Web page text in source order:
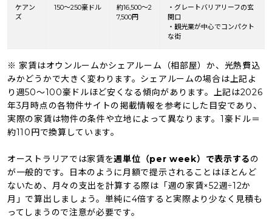
ケアン
ズ
150〜250豪ドル
約16,500〜2
7,500円
・グレートバリアリーフの玄
関口
・観光業が中心でコンパクト
な街
※ 家賃はオウンルームかシェアルーム（相部屋）か、光熱費込
みかどうかで大きく変わります。シェアルームの場合は上記よ
り週50〜100豪ドルほど安くなる傾向があります。上記は2026
年3月時点の各物件サイトの掲載情報を参考にした目安であり、
実際の家賃は物件の条件や立地によって異なります。1豪ドル＝
約110円で換算しています。
オーストラリアでは家賃を週単位（per week）で表示するの
が一般的です。日本のように月額で提示されることはほとんど
ないため、月々の支出を計算する際は「週の家賃×52週÷12か
月」で算出しましょう。単純に4倍すると実際より少なく見積も
ってしまうので注意が必要です。